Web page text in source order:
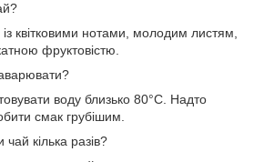
квітковими нотами, молодим листям,
фруктовістю.
воду близько 80°C. Надто
смак грубішим.
кілька разів?